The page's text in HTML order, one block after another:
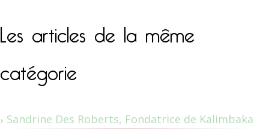
Les articles de la même
catégorie
Sandrine Des Roberts, Fondatrice de Kalimbaka